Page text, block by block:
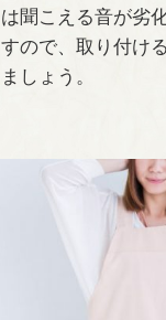
聞こえる音が劣
ので、取り付け
しょう。